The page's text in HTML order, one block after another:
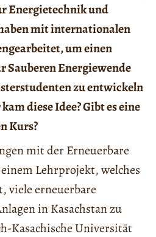
Energietechnik und
mit internationalen
um einen
Sauberen Energiewende
zu entwickeln
diese Idee? Gibt es eine
Kurs?
mit der Erneuerbare
Lehrprojekt, welches
viele erneuerbare
in Kasachstan zu
Kasachische Universität